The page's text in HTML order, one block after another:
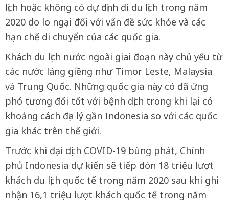
lịch hoặc không có dự định đi du lịch trong năm
2020 do lo ngại đối với vấn đề sức khỏe và các
hạn chế di chuyển của các quốc gia.
Khách du lịch nước ngoài giai đoạn này chủ yếu từ
các nước láng giềng như Timor Leste, Malaysia
và Trung Quốc. Những quốc gia này có đã ứng
phó tương đối tốt với bệnh dịch trong khi lại có
khoảng cách địa lý gần Indonesia so với các quốc
gia khác trên thế giới.
Trước khi đại dịch COVID-19 bùng phát, Chính
phủ Indonesia dự kiến sẽ tiếp đón 18 triệu lượt
khách du lịch quốc tế trong năm 2020 sau khi ghi
nhận 16,1 triệu lượt khách quốc tế trong năm